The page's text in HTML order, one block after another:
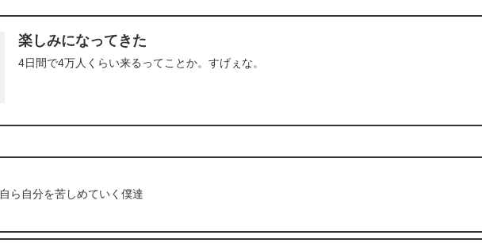
楽しみになってきた
4日間で4万人くらい来るってことか。すげぇな。
自ら自分を苦しめていく僕達